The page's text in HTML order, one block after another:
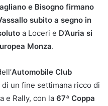
e Bisogno firmano
subito a segno in
a Loceri e D’Auria si
Monza.
Automobile Club
un fine settimana ricco di
e Rally, con la 67ª Coppa